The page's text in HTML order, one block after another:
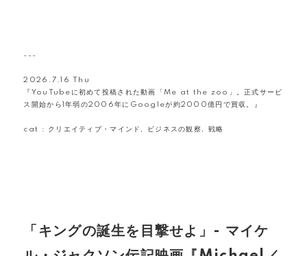
---
2026.7.16 Thu
『YouTubeに初めて投稿された動画「Me at the zoo」。正式サービ
ス開始から1年弱の2006年にGoogleが約2000億円で買収。』
cat : クリエイティブ・マインド , ビジネスの観察, 戦略
「キングの誕生を目撃せよ」- マイケ